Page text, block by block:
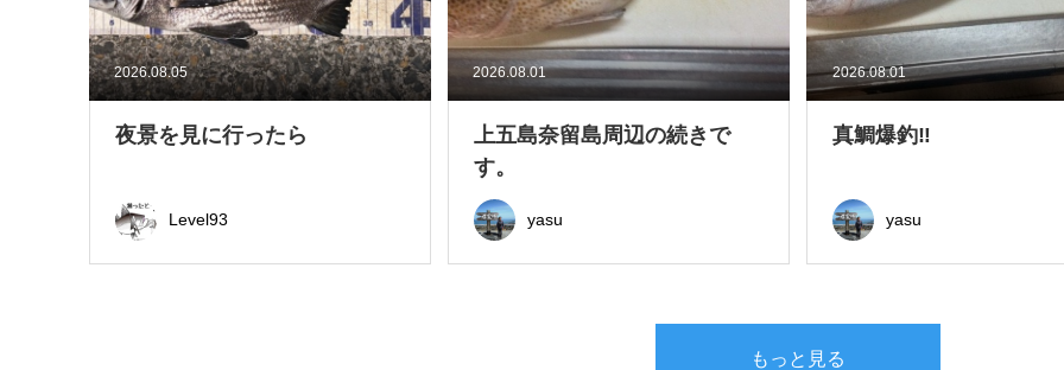
2026.08.05
夜景を見に行ったら
Level93
2026.08.01
上五島奈留島周辺の続きで
す。
yasu
2026.08.01
真鯛爆釣‼
yasu
もっと見る